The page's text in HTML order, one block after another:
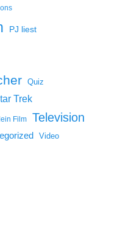
PJ liest
Quiz
Trek
Film Television
Video